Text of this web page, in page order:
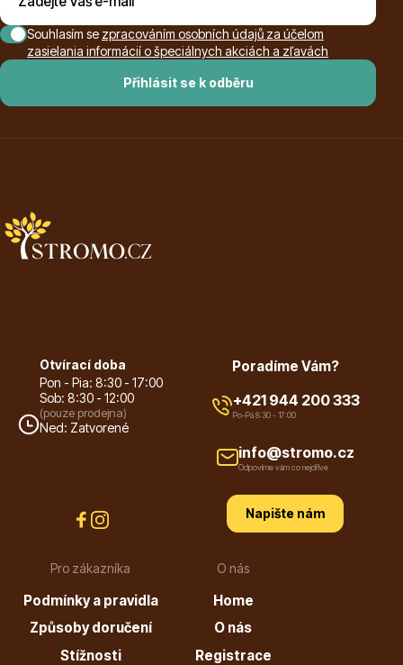
Bylinky do kuchyně
Okrasné keře
Přihlásit se k odběru
Souhlasím se zpracováním osobních údajů za účelom
zasielania informácií o špeciálnych akciách a zľavách
Otvírací doba
Pon - Pia: 8:30 - 17:00
Sob: 8:30 - 12:00
(pouze prodejna)
Ned: Zatvorené
Pro zákazníka
Podmínky a pravidla
Způsoby doručení
Stížnosti
O nás
Home
O nás
Registrace
Poradíme Vám?
+421 944 200 333
Po-Pá 8:30 - 17:00
info@stromo.cz
Odpovíme vám co nejdříve
Napište nám